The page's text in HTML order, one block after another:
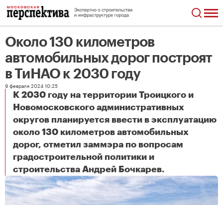
Около 130 километров
автомобильных дорог построят
в ТиНАО к 2030 году
9 февраля 2024 10:25
К 2030 году на территории Троицкого и
Новомосковского административных
округов планируется ввести в эксплуатацию
около 130 километров автомобильных
дорог, отметил заммэра по вопросам
градостроительной политики и
строительства Андрей Бочкарев.